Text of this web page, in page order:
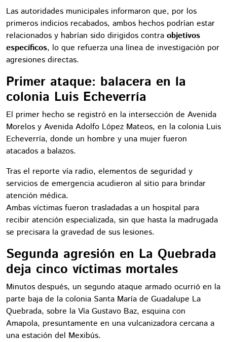
Las autoridades municipales informaron que, por los
primeros indicios recabados, ambos hechos podrían estar
relacionados y habrían sido dirigidos contra objetivos
específicos, lo que refuerza una línea de investigación por
agresiones directas.
Primer ataque: balacera en la
colonia Luis Echeverría
El primer hecho se registró en la intersección de Avenida
Morelos y Avenida Adolfo López Mateos, en la colonia Luis
Echeverría, donde un hombre y una mujer fueron
atacados a balazos.
Tras el reporte vía radio, elementos de seguridad y
servicios de emergencia acudieron al sitio para brindar
atención médica.
Ambas víctimas fueron trasladadas a un hospital para
recibir atención especializada, sin que hasta la madrugada
se precisara la gravedad de sus lesiones.
Segunda agresión en La Quebrada
deja cinco víctimas mortales
Minutos después, un segundo ataque armado ocurrió en la
parte baja de la colonia Santa María de Guadalupe La
Quebrada, sobre la Vía Gustavo Baz, esquina con
Amapola, presuntamente en una vulcanizadora cercana a
una estación del Mexibús.